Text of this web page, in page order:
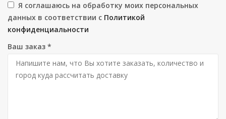
Я соглашаюсь на обработку моих персональных
данных в соответствии с Политикой
конфиденциальности
Ваш заказ *